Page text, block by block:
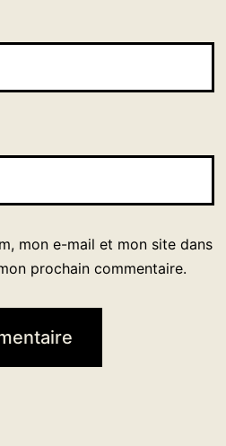
mon e-mail et mon site dans
prochain commentaire.